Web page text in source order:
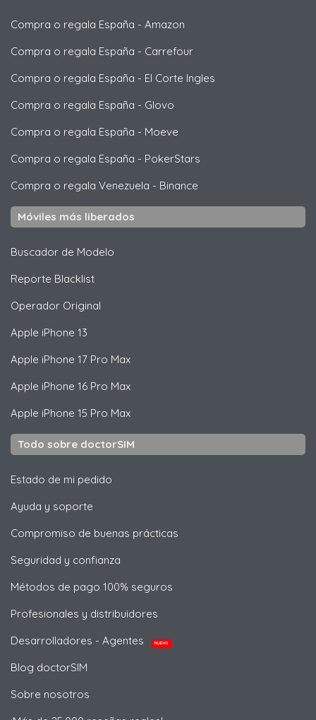
Compra o regala España - Amazon
Compra o regala España - Carrefour
Compra o regala España - El Corte Ingles
Compra o regala España - Glovo
Compra o regala España - Moeve
Compra o regala España - PokerStars
Compra o regala Venezuela - Binance
Móviles más liberados
Buscador de Modelo
Reporte Blacklist
Operador Original
Apple iPhone 13
Apple iPhone 17 Pro Max
Apple iPhone 16 Pro Max
Apple iPhone 15 Pro Max
Todo sobre doctorSIM
Estado de mi pedido
Ayuda y soporte
Compromiso de buenas prácticas
Seguridad y confianza
Métodos de pago 100% seguros
Profesionales y distribuidores
Desarrolladores - Agentes
NUEVO
Blog doctorSIM
Sobre nosotros